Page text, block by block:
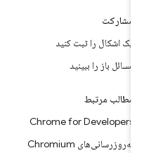
مشارکت
یک اشکال را ثبت کنید
مسائل باز را ببینید
مطالب مرتبط
Chrome for Developers
به‌روزرسانی‌های Chromium